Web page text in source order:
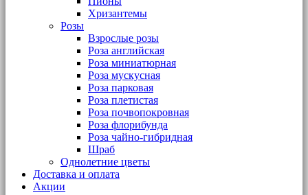
Хризантемы
Розы
Взрослые розы
Роза английская
Роза миниатюрная
Роза мускусная
Роза парковая
Роза плетистая
Роза почвопокровная
Роза флорибунда
Роза чайно-гибридная
Шраб
Однолетние цветы
Доставка и оплата
Акции